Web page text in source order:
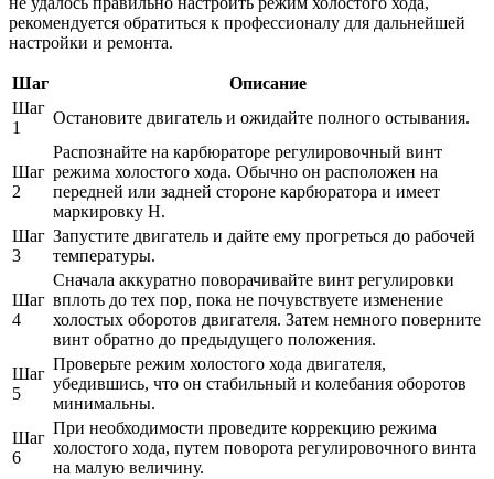
рекомендуется обратиться к профессионалу для дальнейшей
настройки и ремонта.
Шаг
Описание
Шаг
1
Остановите двигатель и ожидайте полного остывания.
Шаг
2
Распознайте на карбюраторе регулировочный винт
режима холостого хода. Обычно он расположен на
передней или задней стороне карбюратора и имеет
маркировку H.
Шаг
3
Запустите двигатель и дайте ему прогреться до рабочей
температуры.
Шаг
4
Сначала аккуратно поворачивайте винт регулировки
вплоть до тех пор, пока не почувствуете изменение
холостых оборотов двигателя. Затем немного поверните
винт обратно до предыдущего положения.
Шаг
5
Проверьте режим холостого хода двигателя,
убедившись, что он стабильный и колебания оборотов
минимальны.
Шаг
6
При необходимости проведите коррекцию режима
холостого хода, путем поворота регулировочного винта
на малую величину.